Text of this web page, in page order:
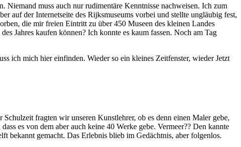
Niemand muss auch nur rudimentäre Kenntnisse nachweisen. Ich zum
auf der Internetseite des Rijksmuseums vorbei und stellte ungläubig fest,
die mir freien Eintritt zu über 450 Museen des kleinen Landes
Jahres kaufen können? Ich konnte es kaum fassen. Noch am Tag
ich mich hier einfinden. Wieder so ein kleines Zeitfenster, wieder Jetzt
fragten wir unseren Kunstlehrer, ob es denn einen Maler gebe,
es von dem aber auch keine 40 Werke gebe. Vermeer?? Den kannte
bekannt gemacht. Das Erlebnis blieb im Gedächtnis, aber folgenlos.